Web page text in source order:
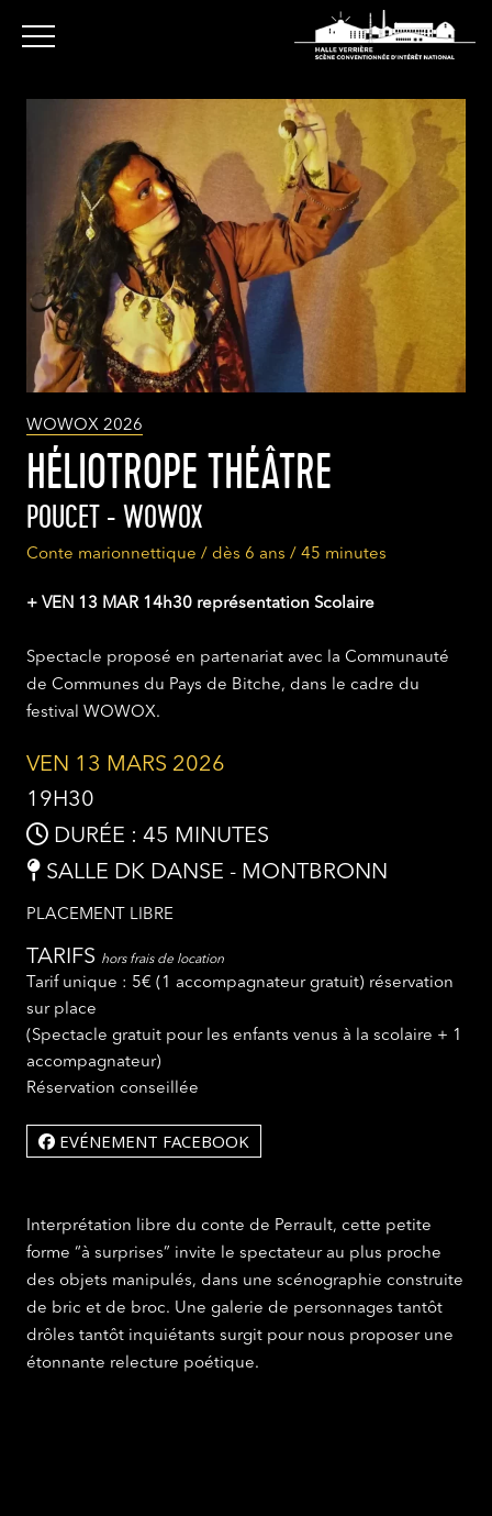
WOWOX 2026
HÉLIOTROPE THÉÂTRE
POUCET - WOWOX
Conte marionnettique / dès 6 ans / 45 minutes
+ VEN 13 MAR 14h30 représentation Scolaire
Spectacle proposé en partenariat avec la Communauté
de Communes du Pays de Bitche, dans le cadre du
festival WOWOX.
VEN 13 MARS 2026
19H30
DURÉE : 45 MINUTES
SALLE DK DANSE - MONTBRONN
PLACEMENT LIBRE
TARIFS hors frais de location
Tarif unique : 5€ (1 accompagnateur gratuit) réservation
sur place
(Spectacle gratuit pour les enfants venus à la scolaire + 1
accompagnateur)
Réservation conseillée
EVÉNEMENT FACEBOOK
Interprétation libre du conte de Perrault, cette petite
forme “à surprises” invite le spectateur au plus proche
des objets manipulés, dans une scénographie construite
de bric et de broc. Une galerie de personnages tantôt
drôles tantôt inquiétants surgit pour nous proposer une
étonnante relecture poétique.